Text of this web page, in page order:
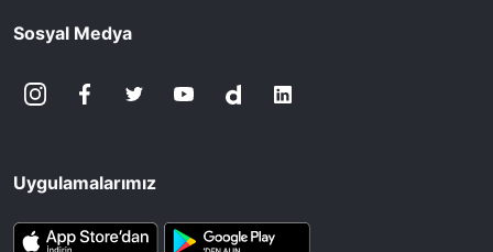
Sosyal Medya
Uygulamalarımız